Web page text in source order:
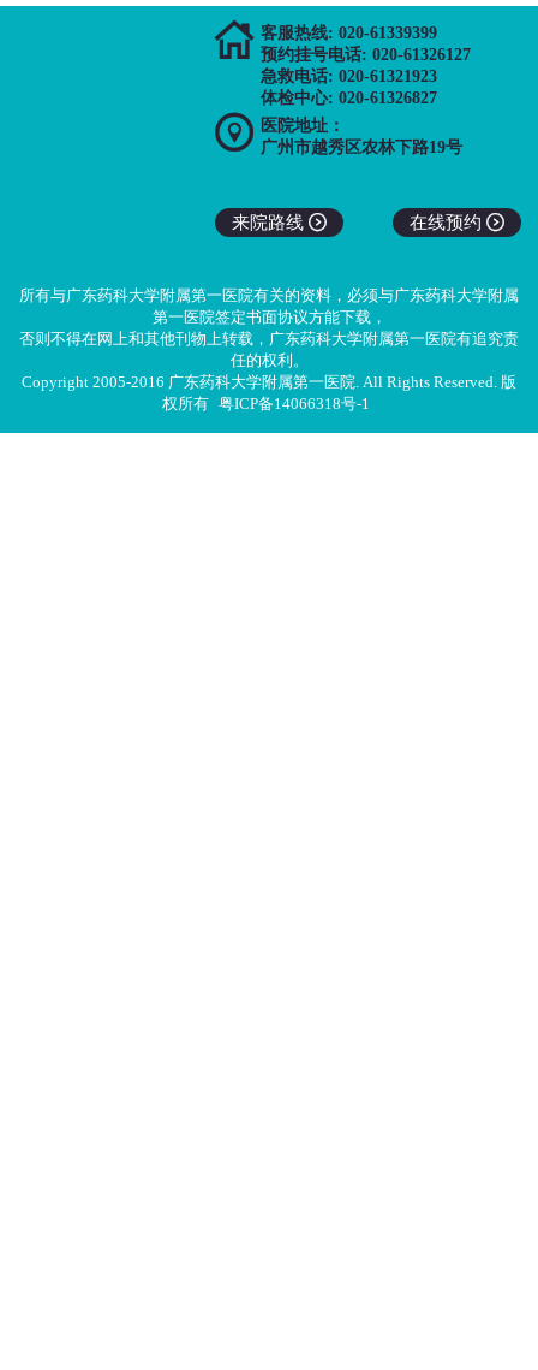
 客服热线: 020-61339399
预约挂号电话: 020-61326127
急救电话: 020-61321923
体检中心: 020-61326827

医院地址：
广州市越秀区农林下路19号
来院路线  在线预约 
所有与广东药科大学附属第一医院有关的资料，必须与广东药科大学附属
第一医院签定书面协议方能下载，
否则不得在网上和其他刊物上转载，广东药科大学附属第一医院有追究责
任的权利。
Copyright 2005-2016 广东药科大学附属第一医院. All Rights Reserved. 版
权所有 粤ICP备14066318号-1